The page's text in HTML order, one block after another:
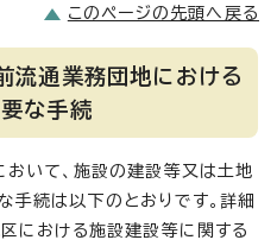
このページの先頭へ戻る
流通業務団地における
な手続
いて、施設の建設等又は土地
続は以下のとおりです。詳細
における施設建設等に関する